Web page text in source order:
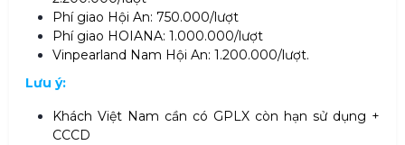
Phí giao Hội An: 750.000/lượt
Phí giao HOIANA: 1.000.000/lượt
Vinpearland Nam Hội An: 1.200.000/lượt.
Lưu ý:
Khách Việt Nam cần có GPLX còn hạn sử dụng +
CCCD